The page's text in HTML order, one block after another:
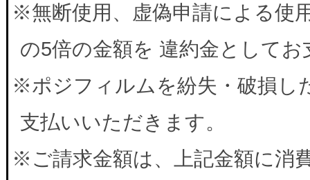
※無断使用、虚偽申請による使
の5倍の金額を 違約金として
※ポジフィルムを紛失・破損し
支払いいただきます。
※ご請求金額は、上記金額に消